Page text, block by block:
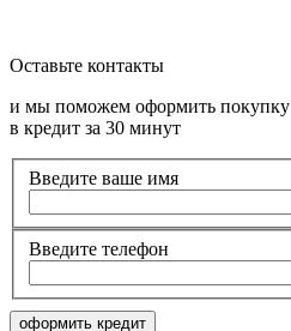
Оставьте контакты
и мы поможем оформить покупку
в кредит за 30 минут
Введите ваше имя
Введите телефон